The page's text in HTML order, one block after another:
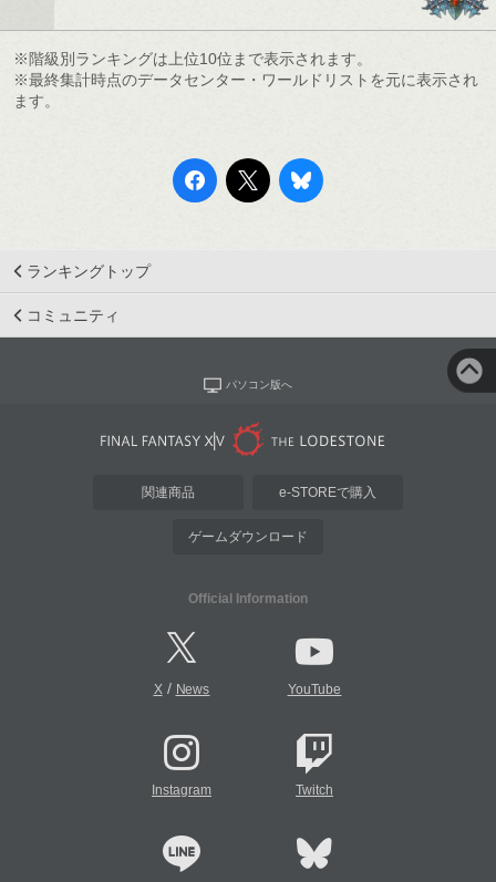
※階級別ランキングは上位10位まで表示されます。
※最終集計時点のデータセンター・ワールドリストを元に表示され
ます。
ランキングトップ
コミュニティ
パソコン版へ
関連商品 e-STOREで購入
ゲームダウンロード
Official Information
X/ News YouTube
Instagram Twitch